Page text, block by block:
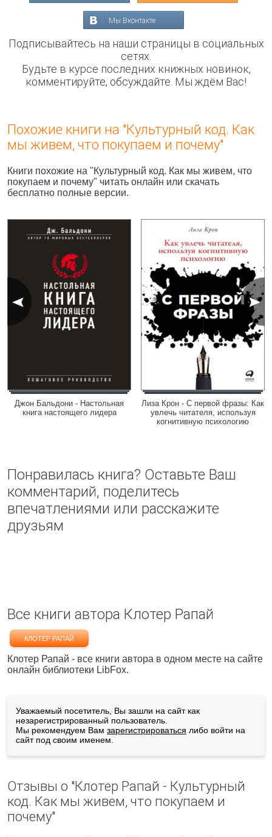
Мы Вконтакте
Подписывайтесь на наши страницы в социальных
сетях.
Будьте в курсе последних книжных новинок,
комментируйте, обсуждайте. Мы ждём Вас!
Похожие книги на "Культурный код. Как
мы живем, что покупаем и почему"
Книги похожие на "Культурный код. Как мы живем, что
покупаем и почему" читать онлайн или скачать
бесплатно полные версии.
Джон Бальдони - Настольная
книга настоящего лидера
Лиза Крон - С первой фразы: Как
увлечь читателя, используя
когнитивную психологию
Понравилась книга? Оставьте Ваш
комментарий, поделитесь
впечатлениями или расскажите
друзьям
Все книги автора Клотер Рапай
КЛОТЕР РАПАЙ
Клотер Рапай - все книги автора в одном месте на сайте
онлайн библиотеки LibFox.
Уважаемый посетитель, Вы зашли на сайт как
незарегистрированный пользователь.
Мы рекомендуем Вам зарегистрироваться либо войти на
сайт под своим именем.
Отзывы о "Клотер Рапай - Культурный
код. Как мы живем, что покупаем и
почему"